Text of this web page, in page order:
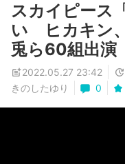
スカイピース
い ヒカキン
兎ら60組出演
2022.05.27 23:42
きのしたゆり
0